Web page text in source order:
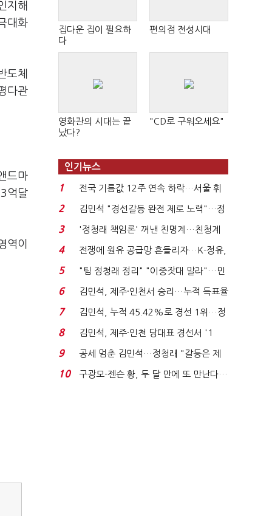
지해
대화
도체
다관
드마
억달
역이
집다운 집이 필요하
다
편의점 전성시대
영화관의 시대는 끝
났다?
"CD로 구워오세요"
인기뉴스
1
전국 기름값 12주 연속 하락…서울 휘
발윳값 1909원...
2
김민석 "경선갈등 완전 제로 노력"…정
청래 "반명 공세 사...
3
'정청래 책임론' 꺼낸 친명계…친청계
는 추가투표 때리기...
4
전쟁에 원유 공급망 흔들리자…K-정유,
에너지안보 핵심...
5
"팀 정청래 정리" "이중잣대 말라"…민
주 최고위원 계파 다...
6
김민석, 제주·인천서 승리…누적 득표율
'1위 탈환'(종합)...
7
김민석, 누적 45.42%로 경선 1위…정
청래와 격차 0.86%p(...
8
김민석, 제주·인천 당대표 경선서 '1
위'(1보)...
9
공세 멈춘 김민석…정청래 "갈등은 제
가 수습"
10
구광모-젠슨 황, 두 달 만에 또 만난다…